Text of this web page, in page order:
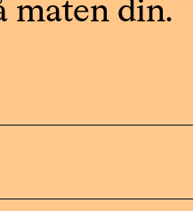
maten din.